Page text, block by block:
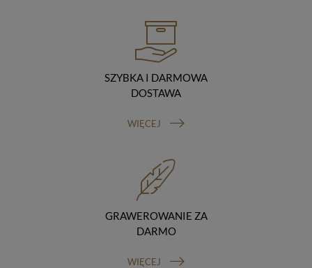
poleceniami. Przekazujemy Twoje dane poza teren
Polski/UE/Europejskiego Obszaru Gospodarczego.
Okres przechowywania danych
Twoje dane przechowujemy do czasu posiadania
udzielonej przez Ciebie zgody.
otrzymania ich kopii, prawo do sprostowania
(poprawiania) swoich danych, prawo do usunięcia
abyśmy przetwarzali Twoje dane, możesz zażądać,
abyśmy je usunęli), prawo do ograniczenia
przetwarzania danych (możesz zażądać, abyśmy
ograniczyli przetwarzanie Twoich danych osobowych
wyłącznie do ich przechowywania lub wykonywania
mamy nieprawidłowe dane na Twój temat lub
sprzeciwu wobec przetwarzania danych, prawo do
SZYBKA I DARMOWA
DOSTAWA
WIĘCEJ
GRAWEROWANIE ZA
DARMO
WIĘCEJ